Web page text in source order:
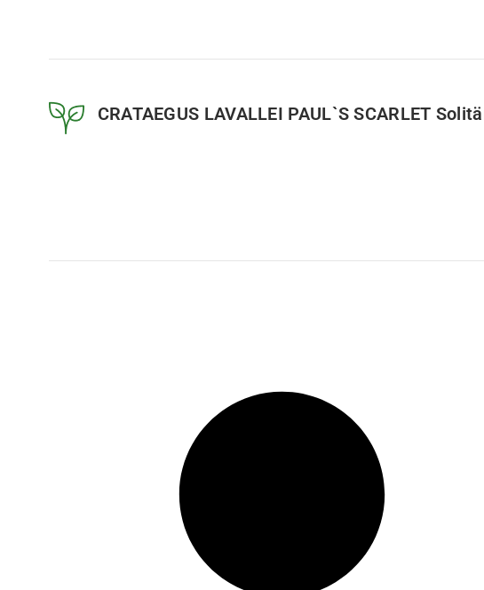
CRATAEGUS LAVALLEI PAUL`S SCARLET